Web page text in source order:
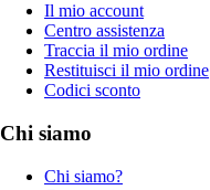
Il mio account
Centro assistenza
Traccia il mio ordine
Restituisci il mio ordine
Codici sconto
Chi siamo
Chi siamo?